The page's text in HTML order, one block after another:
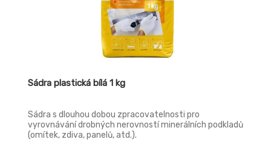
Sádra plastická bílá 1 kg
Sádra s dlouhou dobou zpracovatelnosti pro
vyrovnávání drobných nerovností minerálních podkladů
(omítek, zdiva, panelů, atd.).